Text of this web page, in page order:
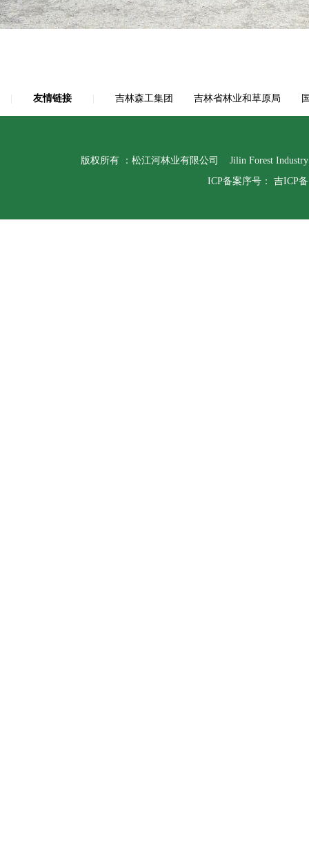
友情链接 吉林森工集团 吉林省林业和草原局
版权所有 ：松江河林业有限公司 Jilin Forest
ICP备案序号： 吉ICP